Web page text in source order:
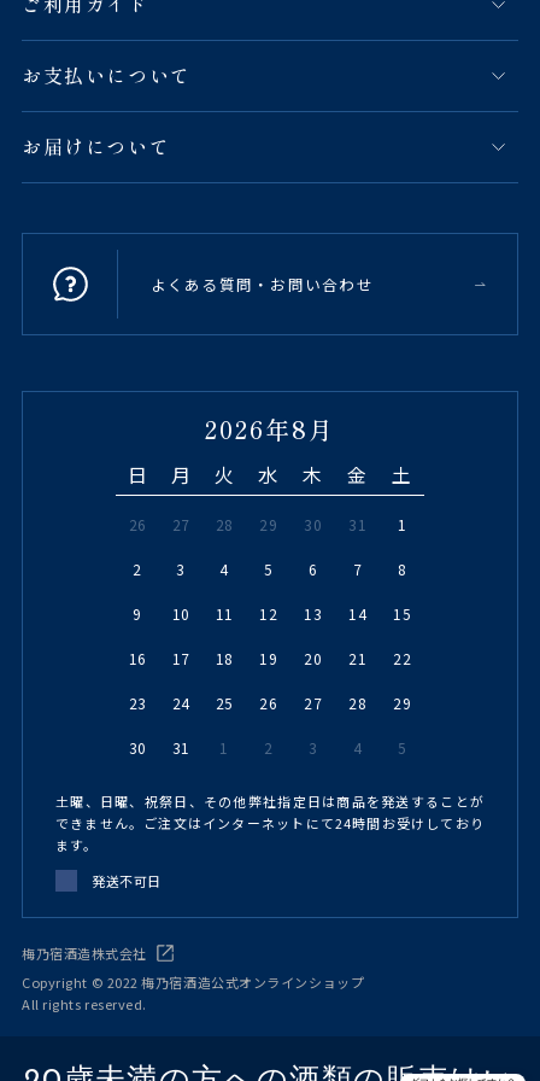
お支払いについて
お届けについて
よくある質問・お問い合わせ
2026年8月
日 月 火 水 木 金 土
26 27 28 29 30 31 1
2 3 4 5 6 7 8
9 10 11 12 13 14 15
16 17 18 19 20 21 22
23 24 25 26 27 28 29
30 31 1 2 3 4 5
土曜、日曜、祝祭日、その他弊社指定日は商品を発送することが
できません。ご注文はインターネットにて24時間お受けしており
ます。
発送不可日
梅乃宿酒造株式会社
Copyright © 2022 梅乃宿酒造公式オンラインショップ
All rights reserved.